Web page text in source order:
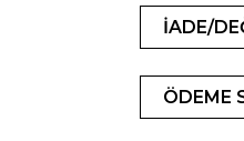
İADE/
ÖDEME